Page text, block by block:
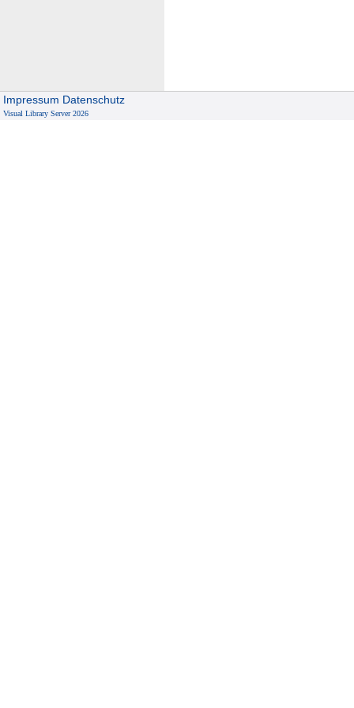
Impressum Datenschutz
Visual Library Server 2026